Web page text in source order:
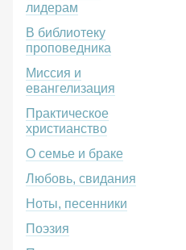
лидерам
В библиотеку
проповедника
Миссия и
евангелизация
Практическое
христианство
О семье и браке
Любовь, свидания
Ноты, песенники
Поэзия